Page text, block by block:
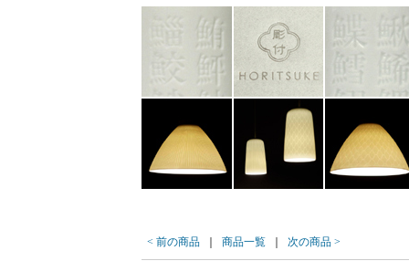
< 前の商品 ｜ 商品一覧 ｜ 次の商品 >